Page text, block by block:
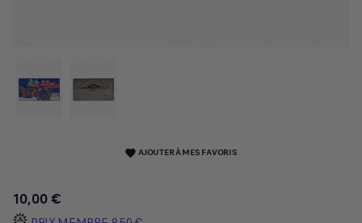
favorite AJOUTER À MES FAVORIS
10,00 €